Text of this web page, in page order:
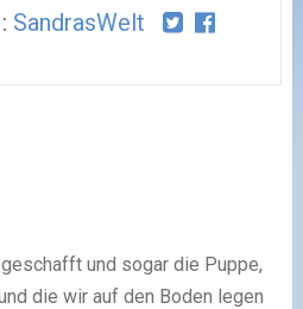
SandrasWelt
und sogar die Puppe,
die wir auf den Boden legen